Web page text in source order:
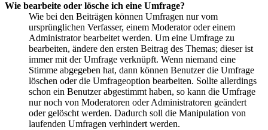
Wie bearbeite oder lösche ich eine Umfrage?
Wie bei den Beiträgen können Umfragen nur vom
ursprünglichen Verfasser, einem Moderator oder einem
Administrator bearbeitet werden. Um eine Umfrage zu
bearbeiten, ändere den ersten Beitrag des Themas; dieser ist
immer mit der Umfrage verknüpft. Wenn niemand eine
Stimme abgegeben hat, dann können Benutzer die Umfrage
löschen oder die Umfrageoption bearbeiten. Sollte allerdings
schon ein Benutzer abgestimmt haben, so kann die Umfrage
nur noch von Moderatoren oder Administratoren geändert
oder gelöscht werden. Dadurch soll die Manipulation von
laufenden Umfragen verhindert werden.